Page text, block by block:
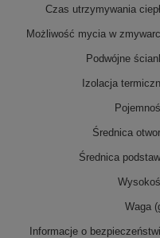
Czas utrzymywania
Możliwość mycia w
Podwójne
Izolacja
Średnica
Średnica
Waga
Informacje o